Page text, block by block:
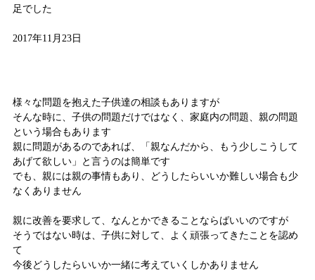
足でした
2017年11月23日
様々な問題を抱えた子供達の相談もありますが
そんな時に、子供の問題だけではなく、家庭内の問題、親の問題
という場合もあります
親に問題があるのであれば、「親なんだから、もう少しこうして
あげて欲しい」と言うのは簡単です
でも、親には親の事情もあり、どうしたらいいか難しい場合も少
なくありません
親に改善を要求して、なんとかできることならばいいのですが
そうではない時は、子供に対して、よく頑張ってきたことを認め
て
今後どうしたらいいか一緒に考えていくしかありません